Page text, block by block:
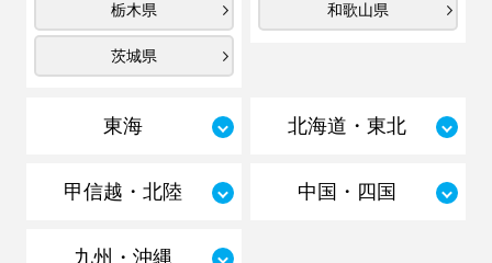
栃木県
茨城県
和歌山県
東海 北海道・東北
甲信越・北陸 中国・四国
九州・沖縄